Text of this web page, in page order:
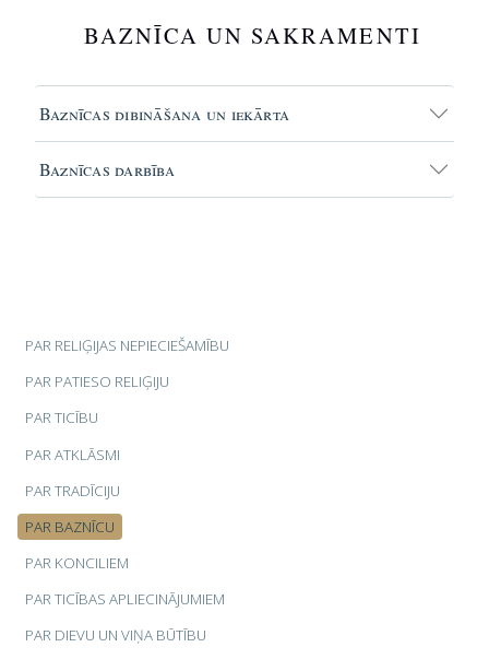
PAR RELIĢIJAS NEPIECIEŠAMĪBU
PAR PATIESO RELIĢIJU
PAR TICĪBU
PAR ATKLĀSMI
PAR TRADĪCIJU
PAR BAZNĪCU
PAR KONCILIEM
PAR TICĪBAS APLIECINĀJUMIEM
PAR DIEVU UN VIŅA BŪTĪBU
BAZNĪCA UN SAKRAMENTI
Baznīcas dibināšana un iekārta
Baznīcas darbība